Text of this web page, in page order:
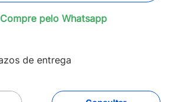
Compre pelo Whatsapp